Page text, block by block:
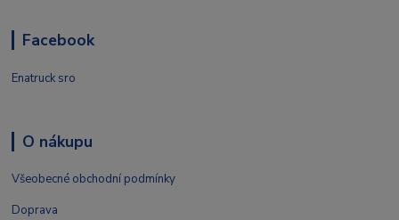
Facebook
Enatruck sro
O nákupu
Všeobecné obchodní podmínky
Doprava